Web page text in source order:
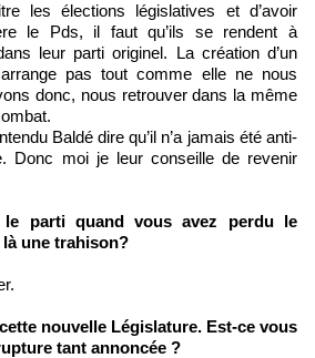
les élections législatives et d’avoir
le Pds, il faut qu’ils se rendent à
leur parti originel. La création d’un
pas tout comme elle ne nous
donc, nous retrouver dans la même
Baldé dire qu’il n’a jamais été anti-
Donc moi je leur conseille de revenir
parti quand vous avez perdu le
là une trahison?
nouvelle Législature. Est-ce vous
tant annoncée ?